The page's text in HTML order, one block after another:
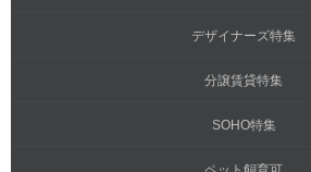
デザイナーズ特集
分譲賃貸特集
SOHO特集